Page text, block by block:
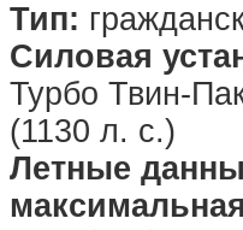
Тип:
Силовая
Турбо Твин-
(1130 л. с.)
Летные